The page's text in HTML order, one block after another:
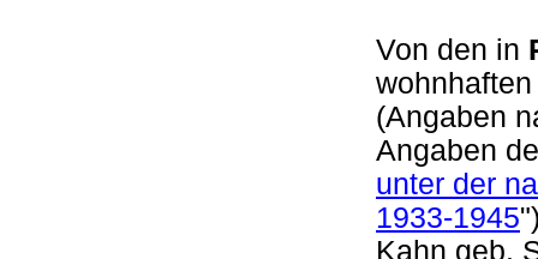
Von den in
(Angaben
Angaben
unter der
1933-1945
Kahn geb.